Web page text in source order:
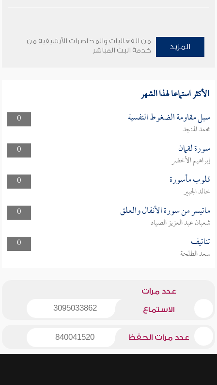
المزيد
من الفعاليات والمحاضرات الأرشيفية من
خدمة البث المباشر
الأكثر استماعا لهذا الشهر
0 سبل مقاومة الضغوط النفسية
محمد المنجد
0
سورة لقمان
إبراهيم الأخضر
0
قلوب مأسورة
خالد الجبير
0
ماتيسر من سورة الأنفال والعلق
شعبان عبد العزيز الصياد
0
تناتيف
سعد الطلحة
عدد مرات
الاستماع 3095033862
عدد مرات الحفظ 840041520